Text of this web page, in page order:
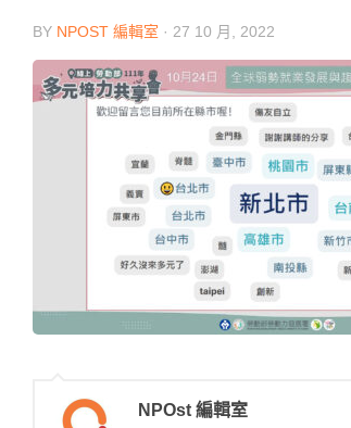
BY NPOST 編輯室 · 27 10 月, 2022
NPOst 編輯室